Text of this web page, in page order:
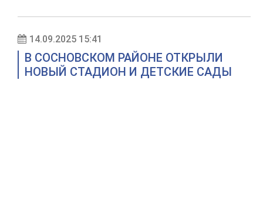
14.09.2025 15:41
В СОСНОВСКОМ РАЙОНЕ ОТКРЫЛИ
НОВЫЙ СТАДИОН И ДЕТСКИЕ САДЫ